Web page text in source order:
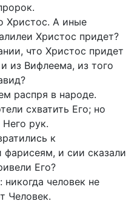
Христос. А иные
Христос придет?
что Христос придет
из Вифлеема, из того
распря в народе.
схватить Его; но
рук.
к
и сии сказали
Его?
человек не
Человек.